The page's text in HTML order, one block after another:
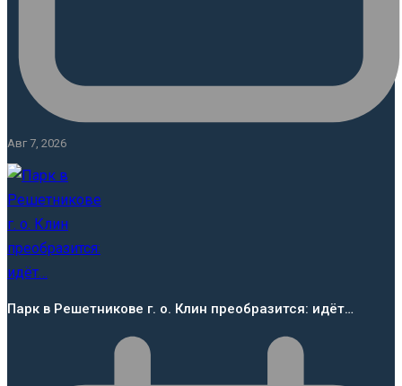
Авг 7, 2026
Парк в Решетникове г. о. Клин преобразится: идёт…